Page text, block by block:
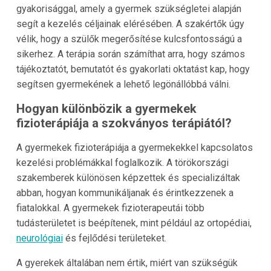
gyakorisággal, amely a gyermek szükségletei alapján
segít a kezelés céljainak elérésében. A szakértők úgy
vélik, hogy a szülők megerősítése kulcsfontosságú a
sikerhez. A terápia során számíthat arra, hogy számos
tájékoztatót, bemutatót és gyakorlati oktatást kap, hogy
segítsen gyermekének a lehető legönállóbbá válni.
Hogyan különbözik a gyermekek
fizioterápiája a szokványos terápiától?
A gyermekek fizioterápiája a gyermekekkel kapcsolatos
kezelési problémákkal foglalkozik. A törökországi
szakemberek különösen képzettek és specializáltak
abban, hogyan kommunikáljanak és érintkezzenek a
fiatalokkal. A gyermekek fizioterapeutái több
tudásterületet is beépítenek, mint például az ortopédiai,
neurológiaiés fejlődési területeket.
A gyerekek általában nem értik, miért van szükségük